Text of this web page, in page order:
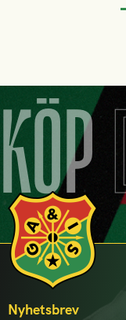
KÖP
Nyhetsbrev